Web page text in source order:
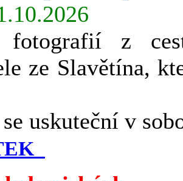
fotografií z
ze Slavětína,
uskuteční v